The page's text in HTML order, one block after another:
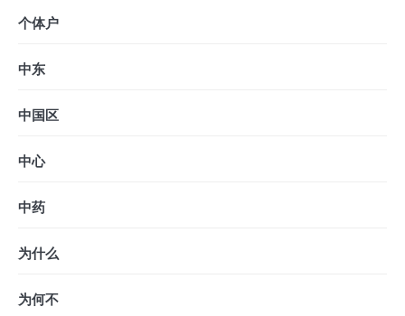
个体户
中东
中国区
中心
中药
为什么
为何不